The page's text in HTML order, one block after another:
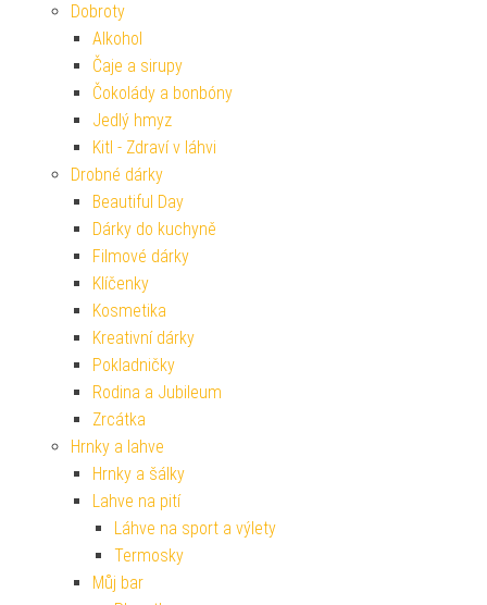
Dobroty
Alkohol
Čaje a sirupy
Čokolády a bonbóny
Jedlý hmyz
Kitl - Zdraví v láhvi
Drobné dárky
Beautiful Day
Dárky do kuchyně
Filmové dárky
Klíčenky
Kosmetika
Kreativní dárky
Pokladničky
Rodina a Jubileum
Zrcátka
Hrnky a lahve
Hrnky a šálky
Lahve na pití
Láhve na sport a výlety
Termosky
Můj bar